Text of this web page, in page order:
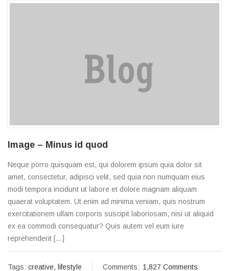
Image – Minus id quod
Neque porro quisquam est, qui dolorem ipsum quia dolor sit
amet, consectetur, adipisci velit, sed quia non numquam eius
modi tempora incidunt ut labore et dolore magnam aliquam
quaerat voluptatem. Ut enim ad minima veniam, quis nostrum
exercitationem ullam corporis suscipit laboriosam, nisi ut aliquid
ex ea commodi consequatur? Quis autem vel eum iure
reprehenderit […]
Tags: creative, lifestyle Comments: 1,827 Comments